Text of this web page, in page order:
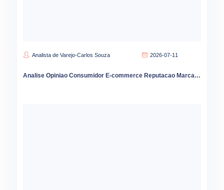
Analista de Varejo-Carlos Souza 2026-07-11
Analise Opiniao Consumidor E-commerce Reputacao Marca Vendas Brasil